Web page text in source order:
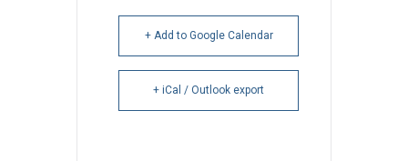
+ Add to Google Calendar
+ iCal / Outlook export